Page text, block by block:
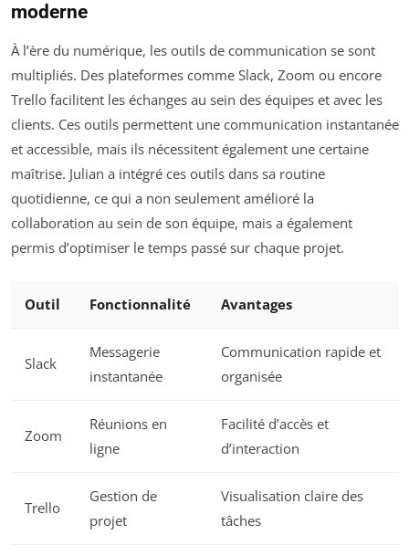
moderne
À l’ère du numérique, les outils de communication se sont
multipliés. Des plateformes comme Slack, Zoom ou encore
Trello facilitent les échanges au sein des équipes et avec les
clients. Ces outils permettent une communication instantanée
et accessible, mais ils nécessitent également une certaine
maîtrise. Julian a intégré ces outils dans sa routine
quotidienne, ce qui a non seulement amélioré la
collaboration au sein de son équipe, mais a également
permis d’optimiser le temps passé sur chaque projet.
Outil Fonctionnalité Avantages
Slack
Messagerie
instantanée
Communication rapide et
organisée
Zoom
Réunions en
ligne
Facilité d’accès et
d’interaction
Trello
Gestion de
projet
Visualisation claire des
tâches